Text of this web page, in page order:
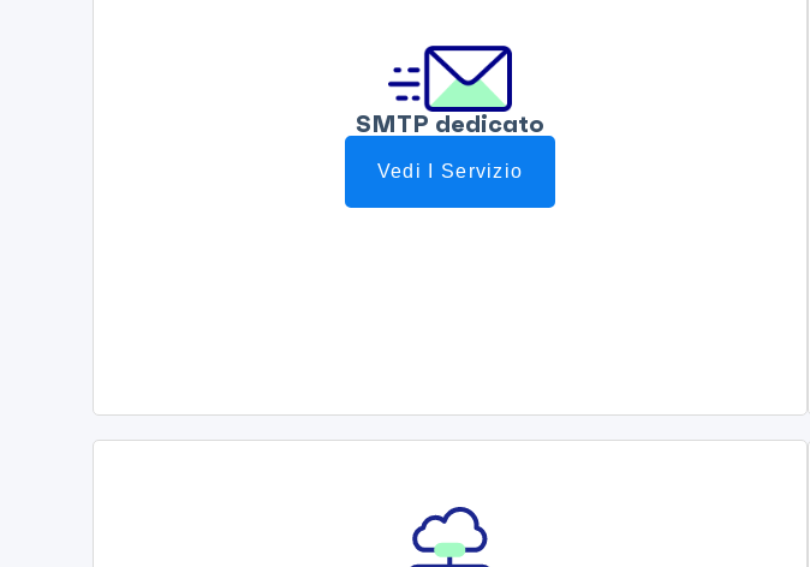
SMTP dedicato
Vedi I Servizio